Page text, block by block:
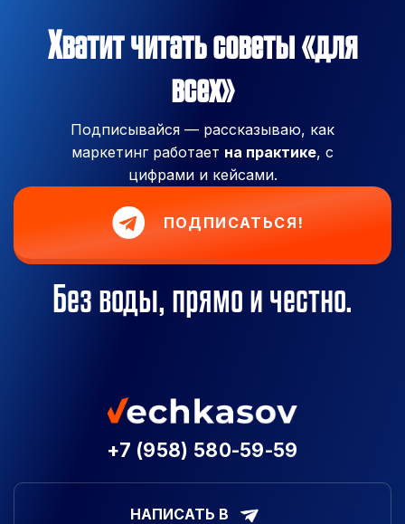
Хватит читать советы «для
всех»
Подписывайся — рассказываю, как
маркетинг работает на практике, с
цифрами и кейсами.
ПОДПИСАТЬСЯ!
Без воды, прямо и честно.
+7 (958) 580-59-59
НАПИСАТЬ В